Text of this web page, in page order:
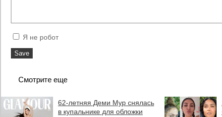
Я не робот
Смотрите еще
62-летняя Деми Мур снялась
в купальнике для обложки